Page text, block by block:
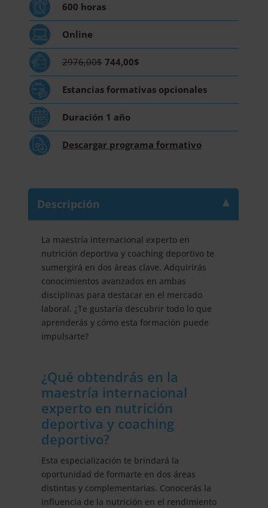
Coaching
Acreditado
Apostilla
cantidad
600 horas
Online
2976,00$ 744,00$
Estancias formativas opcionales
Duración 1 año
Descargar programa formativo
Descripción
La maestría internacional experto en
nutrición deportiva y coaching deportivo te
sumergirá en dos áreas clave. Adquirirás
conocimientos avanzados en ambas
disciplinas para destacar en el mercado
laboral. ¿Te gustaría descubrir todo lo que
aprenderás y cómo esta formación puede
impulsarte?
¿Qué obtendrás en la
maestría internacional
experto en nutrición
deportiva y coaching
deportivo?
Esta especialización te brindará la
oportunidad de formarte en dos áreas
distintas y complementarias. Conocerás la
influencia de la nutrición en el rendimiento